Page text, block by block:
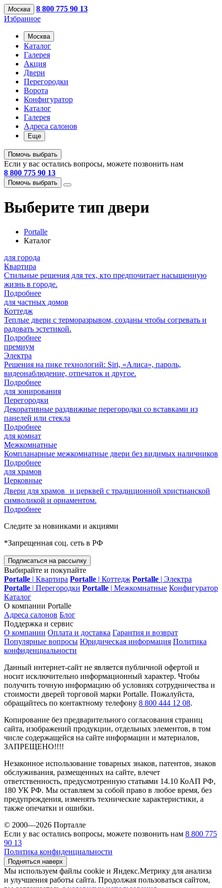
Москва
8 800 775 90 13
Избранное
Москва
Каталог
Галерея
Акция
Двери
Перегородки
Ворота
Конфигуратор
Каталог
Галерея
Адреса салонов
Еще
Помочь выбрать
Если у вас остались вопросы, можете позвонить нам
8 800 775 90 13
Помочь выбрать
Выберите тип двери
Portalle
Каталог
для города
Квартира
Стильные решения для тех, кто предпочитает насыщенную
жизнь в городе.
Подробнее
для частных домов
Коттедж
Теплые двери с терморазрывом, созданы чтобы согревать и
радовать эстетикой.
Подробнее
премиум
Электра
Решения на пике технологий: Siri, «Алиса», пароль,
видеонаблюдение, отпечаток и другое.
Подробнее
для зонирования
Перегородки
Декоративные раздвижные перегородки со вставками из
панелей или стекла
Подробнее
для комнат
Межкомнатные
Компланарные межкомнатные двери без видимых наличников
Подробнее
для храмов
Церковные
Двери для храмов и церквей с традиционной христианской
символикой и орнаментом.
Подробнее
Следите за новинками и акциями
*Запрещенная соц. сеть в РФ
Подписаться на рассылку
Выбирайте и покупайте
Portalle | Квартира Portalle | Коттедж Portalle | Электра
Portalle | Перегородки Portalle | Межкомнатные Конфигуратор
Каталог
О компании Portalle
Адреса салонов Блог
Поддержка и сервис
О компании Оплата и доставка Гарантия и возврат
Популярные вопросы Юридическая информация Политика
конфиденциальности
Данный интернет-сайт не является публичной офертой и
носит исключительно информационный характер. Чтобы
получить точную информацию об условиях сотрудничества и
стоимости дверей торговой марки Portalle. Пожалуйста,
обращайтесь по контактному телефону 8 800 444 12 08.
Копирование без предварительного согласования страниц
сайта, изображений продукции, отдельных элементов, в том
числе содержащейся на сайте информации и материалов,
ЗАПРЕЩЕНО!!!!
Незаконное использование товарных знаков, патентов, знаков
обслуживания, размещенных на сайте, влечет
ответственность, предусмотренную статьями 14.10 КоАП РФ,
180 УК РФ. Мы оставляем за собой право в любое время, без
предупреждения, изменять технические характеристики, а
также опечатки и ошибки.
© 2000—2026 Порталле
Если у вас остались вопросы, можете позвонить нам 8 800 775
90 13
Политика конфиденциальности
Подняться наверх
Мы используем файлы cookie и Яндекс.Метрику для анализа
и улучшения работы сайта. Продолжая пользоваться сайтом,